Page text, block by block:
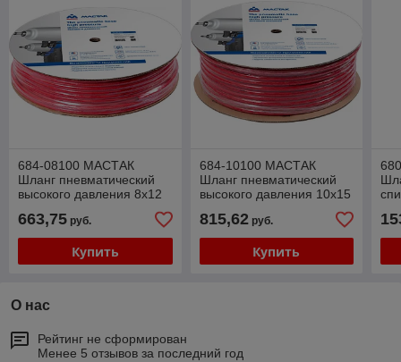
684-08100 МАСТАК
Шланг пневматический
высокого давления 8х12
поливинилхлоридный,
гибкий
663,75 руб.
Купить
684-10100 МАСТАК
Шланг пневматический
высокого давления 10х15
поливинилхлоридный,
гибкий
815,62руб.
Купить
О нас
Рейтинг не сформирован
Менее 5 отзывов за последний год